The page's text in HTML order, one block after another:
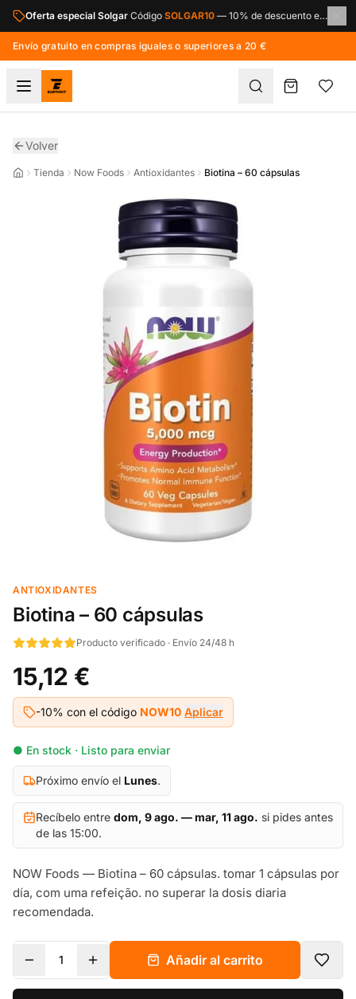
Saltar al contenido principal
Oferta especial Solgar Código SOLGAR10 — 10% de descuento en toda la marca Solgar.
Envío gratuito en compras iguales o superiores a 20 €
Volver
Tienda Now Foods Antioxidantes Biotina – 60 cápsulas
ANTIOXIDANTES
Biotina – 60 cápsulas
Producto verificado · Envío 24/48 h
15,12 €
-10% con el código NOW10 Aplicar
● En stock · Listo para enviar
Próximo envío el Lunes.
Recíbelo entre dom, 9 ago. — mar, 11 ago. si pides antes
de las 15:00.
NOW Foods — Biotina – 60 cápsulas. tomar 1 cápsulas por
día, com uma refeição. no superar la dosis diaria
recomendada.
1 Añadir al carrito